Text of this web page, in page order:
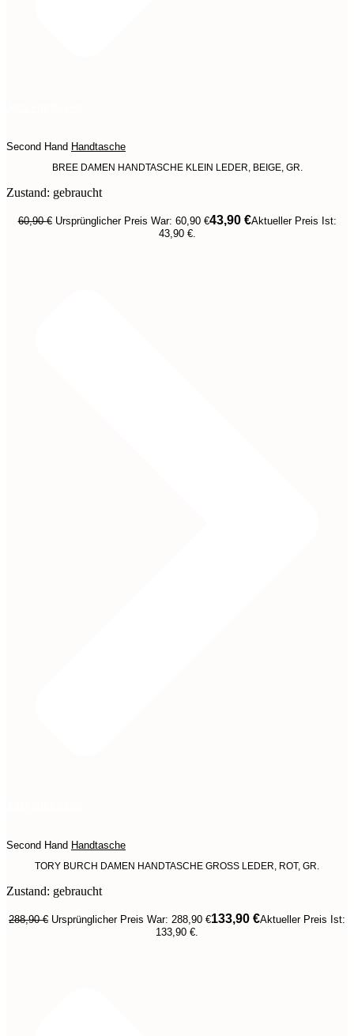
Second Hand Handtasche
BREE DAMEN HANDTASCHE KLEIN LEDER, BEIGE, GR.
Zustand: gebraucht
60,90€ Ursprünglicher Preis War: 60,90 €43,90 €Aktueller Preis Ist:
43,90 €.
Second Hand Handtasche
TORY BURCH DAMEN HANDTASCHE GROSS LEDER, ROT, GR.
Zustand: gebraucht
288,90€ Ursprünglicher Preis War: 288,90 €133,90 €Aktueller Preis Ist:
133,90 €.